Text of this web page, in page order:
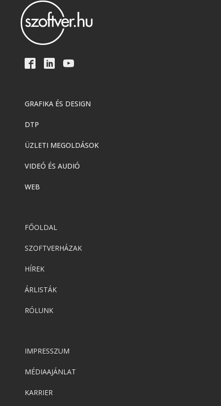
GRAFIKA ÉS DESIGN
DTP
ÜZLETI MEGOLDÁSOK
VIDEÓ ÉS AUDIÓ
WEB
FŐOLDAL
SZOFTVERHÁZAK
HÍREK
ÁRLISTÁK
RÓLUNK
IMPRESSZUM
MÉDIAAJÁNLAT
KARRIER